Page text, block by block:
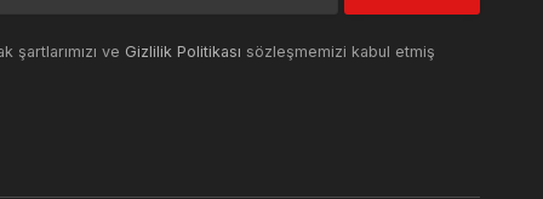
şartlarımızı ve Gizlilik Politikası sözleşmemizi kabul etmiş